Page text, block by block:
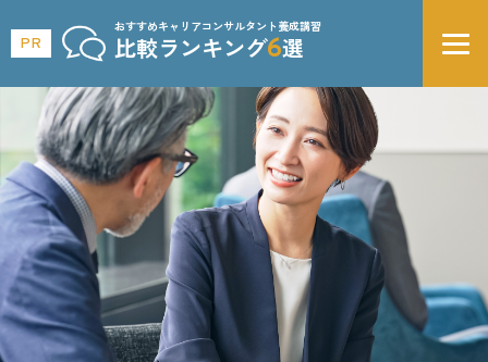
PR
おすすめキャリアコンサルタント養成講習
比較ランキング6選